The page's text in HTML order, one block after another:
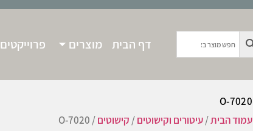
דף הבית מוצרים פרוייקטים
O-7020
עמוד הבית/עיטורים וקישוטים/ קישוטים/ O-7020